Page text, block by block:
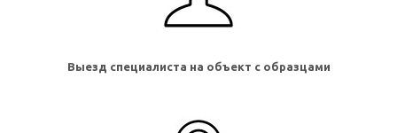
Выезд специалиста на объект с образцами